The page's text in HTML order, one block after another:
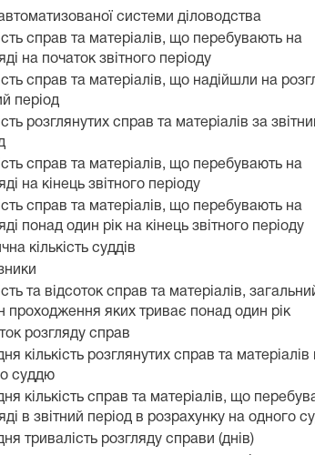
автоматизованої системи діловодства
справ та матеріалів, що перебувають на
на початок звітного періоду
справ та матеріалів, що надійшли на
період
розглянутих справ та матеріалів за
справ та матеріалів, що перебувають на
на кінець звітного періоду
справ та матеріалів, що перебувають на
понад один рік на кінець звітного періоду
кількість суддів
та відсоток справ та матеріалів,
проходження яких триває понад один рік
розгляду справ
кількість розглянутих справ та матеріалів
суддю
кількість справ та матеріалів, що
в звітний період в розрахунку на одного
тривалість розгляду справи (днів)